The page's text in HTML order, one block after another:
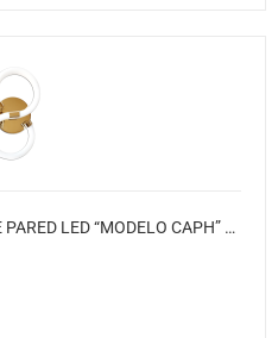
[OP-7167-W1CP] APLIQUE DE PARED LED “MODELO CAPH” ● Color base: Oro Cobre